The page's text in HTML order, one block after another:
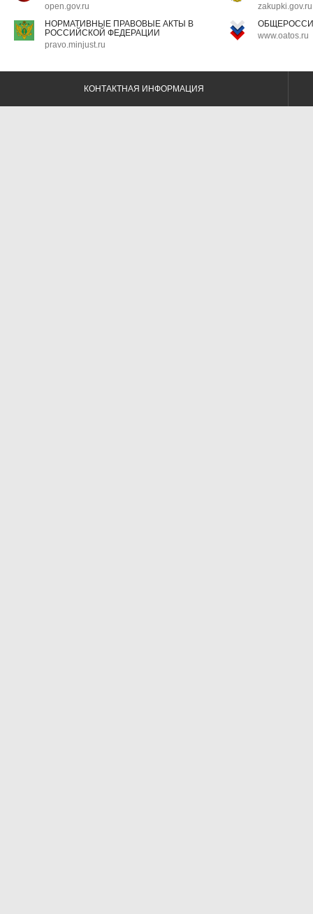
open.gov.ru
zakupki.gov.ru
НОРМАТИВНЫЕ ПРАВОВЫЕ АКТЫ В
РОССИЙСКОЙ ФЕДЕРАЦИИ
pravo.minjust.ru
www.oatos.ru
КОНТАКТНАЯ ИНФОРМАЦИЯ